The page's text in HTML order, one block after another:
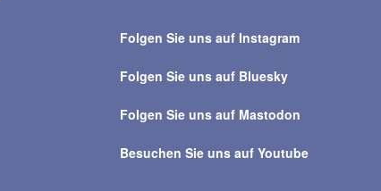
alle
Folgen Sie uns auf Instagram
Folgen Sie uns auf Bluesky
Folgen Sie uns auf Mastodon
Besuchen Sie uns auf Youtube